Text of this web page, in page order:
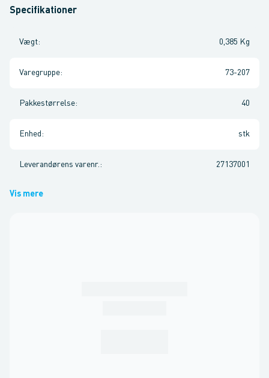
Specifikationer
Vægt: 0,385 Kg
Varegruppe: 73-207
Pakkestørrelse: 40
Enhed : stk
Leverandørens varenr. : 27137001
Vis mere